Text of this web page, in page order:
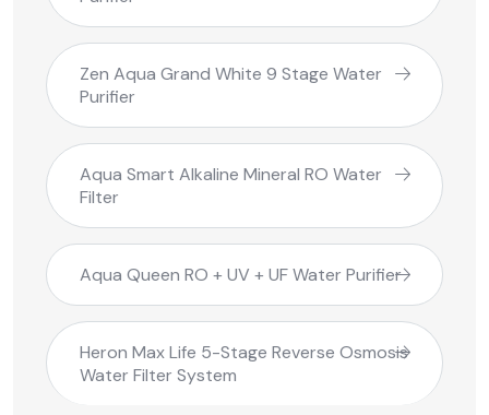
Zen Aqua Grand White 9 Stage Water
Purifier
Aqua Smart Alkaline Mineral RO Water
Filter
Aqua Queen RO + UV + UF Water Purifier
Heron Max Life 5-Stage Reverse Osmosis
Water Filter System